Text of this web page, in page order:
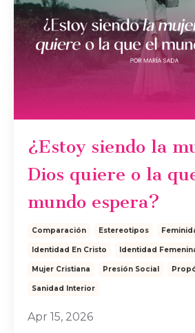
¿Estoy siendo la
Dios quiere o la
mundo espera?
Comparación Estereotipos
Identidad En Cristo Identidad
Mujer Cristiana Presión Social
Sanidad Interior
Apr 15, 2026